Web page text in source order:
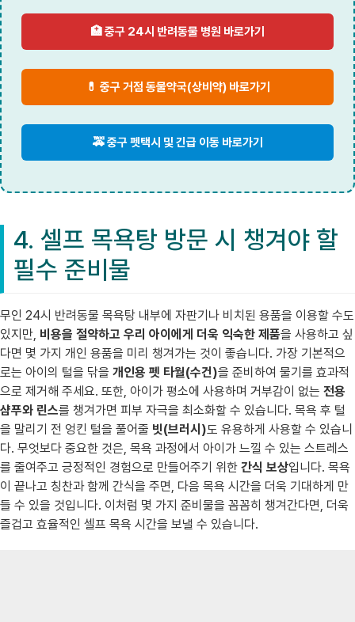
🏥 중구 24시 반려동물 병원 바로가기
💊 중구 거점 동물약국(상비약) 바로가기
🚕 중구 펫택시 및 긴급 이동 바로가기
4. 셀프 목욕탕 방문 시 챙겨야 할
필수 준비물
무인 24시 반려동물 목욕탕 내부에 자판기나 비치된 용품을 이용할 수도
있지만, 비용을 절약하고 우리 아이에게 더욱 익숙한 제품을 사용하고 싶
다면 몇 가지 개인 용품을 미리 챙겨가는 것이 좋습니다. 가장 기본적으
로는 아이의 털을 닦을 개인용 펫 타월(수건)을 준비하여 물기를 효과적
으로 제거해 주세요. 또한, 아이가 평소에 사용하며 거부감이 없는 전용
샴푸와 린스를 챙겨가면 피부 자극을 최소화할 수 있습니다. 목욕 후 털
을 말리기 전 엉킨 털을 풀어줄 빗(브러시)도 유용하게 사용할 수 있습니
다. 무엇보다 중요한 것은, 목욕 과정에서 아이가 느낄 수 있는 스트레스
를 줄여주고 긍정적인 경험으로 만들어주기 위한 간식 보상입니다. 목욕
이 끝나고 칭찬과 함께 간식을 주면, 다음 목욕 시간을 더욱 기대하게 만
들 수 있을 것입니다. 이처럼 몇 가지 준비물을 꼼꼼히 챙겨간다면, 더욱
즐겁고 효율적인 셀프 목욕 시간을 보낼 수 있습니다.